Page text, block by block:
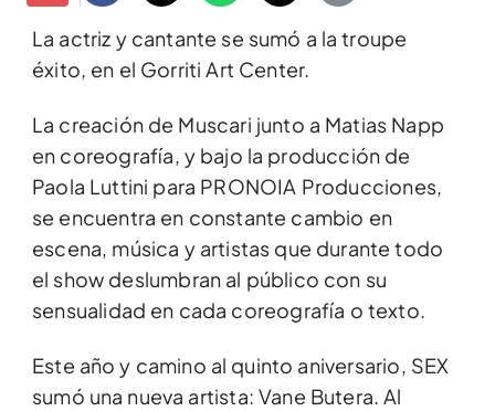
La actriz y cantante se sumó a la troupe
éxito, en el Gorriti Art Center.
La creación de Muscari junto a Matias Napp
en coreografía, y bajo la producción de
Paola Luttini para PRONOIA Producciones,
se encuentra en constante cambio en
escena, música y artistas que durante todo
el show deslumbran al público con su
sensualidad en cada coreografía o texto.
Este año y camino al quinto aniversario, SEX
sumó una nueva artista: Vane Butera. Al